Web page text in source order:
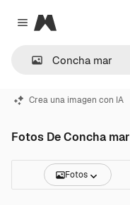
Close menu
Magnific
Crea una imagen con IA
Fotos De Concha mar
Fotos